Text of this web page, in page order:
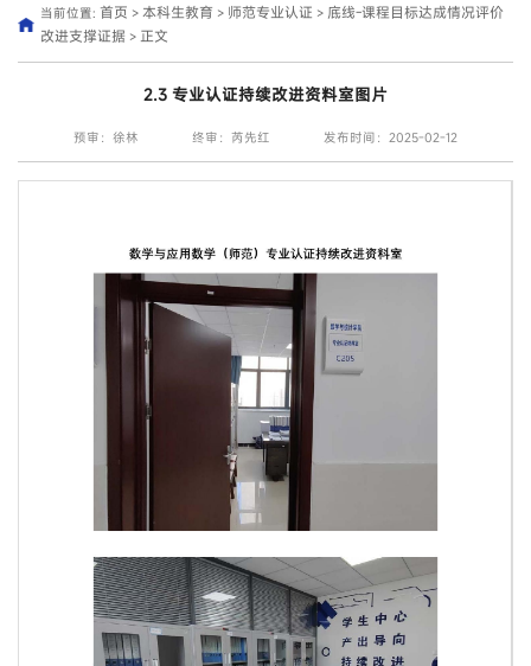
当前位置: 首页 > 本科生教育 > 师范专业认证 > 底线-课程目标达成情况评价
改进支撑证据 > 正文
2.3 专业认证持续改进资料室图片
预审：徐林 终审：芮先红 发布时间：2025-02-12